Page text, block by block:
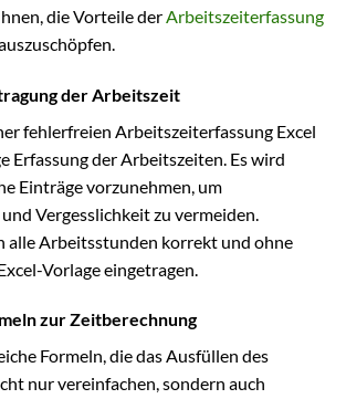
die Vorteile derArbeitszeiterfassung
der Arbeitszeit
fehlerfreien Arbeitszeiterfassung Excel
Erfassung der Arbeitszeiten. Es wird
Einträge vorzunehmen, um
Vergesslichkeit zu vermeiden.
alle Arbeitsstunden korrekt und ohne
Vorlage eingetragen.
zur Zeitberechnung
Formeln, die das Ausfüllen des
nur vereinfachen, sondern auch